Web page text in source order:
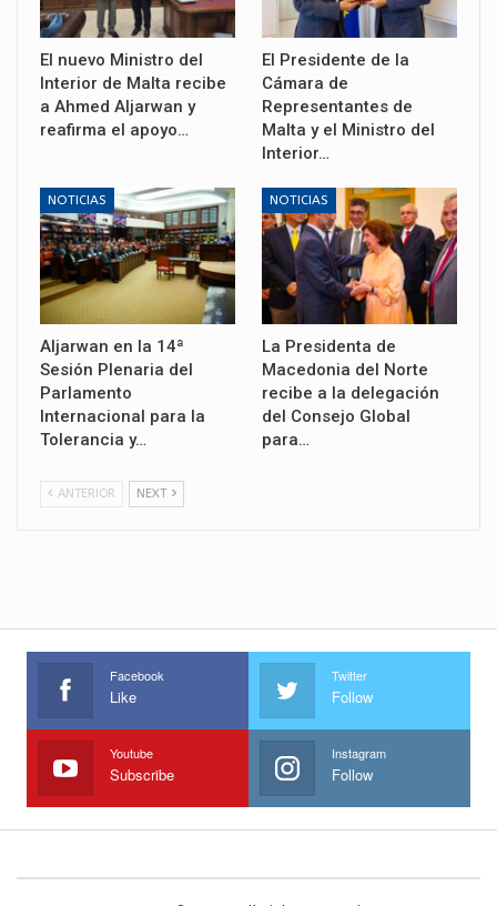
El nuevo Ministro del
Interior de Malta recibe
a Ahmed Aljarwan y
reafirma el apoyo…
El Presidente de la
Cámara de
Representantes de
Malta y el Ministro del
Interior…
NOTICIAS
Aljarwan en la 14ª
Sesión Plenaria del
Parlamento
Internacional para la
Tolerancia y…
NOTICIAS
La Presidenta de
Macedonia del Norte
recibe a la delegación
del Consejo Global
para…
ANTERIOR NEXT
Facebook
Like
Twitter
Follow
Youtube
Subscribe
Instagram
Follow